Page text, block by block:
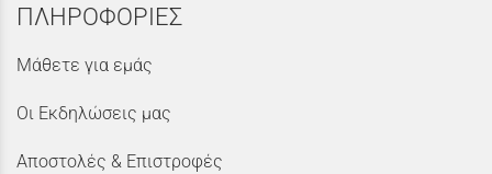
ΠΛΗΡΟΦΟΡΙΕΣ
Μάθετε για εμάς
Οι Εκδηλώσεις μας
Αποστολές & Επιστροφές